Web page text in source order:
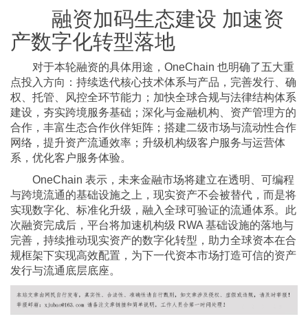
融资加码生态建设 加速资
产数字化转型落地
对于本轮融资的具体用途，OneChain 也明确了五大重
点投入方向：持续迭代核心技术体系与产品，完善发行、确
权、托管、风控全环节能力；加快全球合规与法律结构体系
建设，夯实跨境服务基础；深化与金融机构、资产管理方的
合作，丰富生态合作伙伴矩阵；搭建二级市场与流动性合作
网络，提升资产流通效率；升级机构级客户服务与运营体
系，优化客户服务体验。
OneChain 表示，未来金融市场将建立在透明、可编程
与跨境流通的基础设施之上，现实资产不会被替代，而是将
实现数字化、标准化升级，融入全球可验证的流通体系。此
次融资完成后，平台将加速机构级 RWA 基础设施的落地与
完善，持续推动现实资产的数字化转型，助力全球资本在合
规框架下实现高效配置，为下一代资本市场打造可信的资产
发行与流通底层底座。